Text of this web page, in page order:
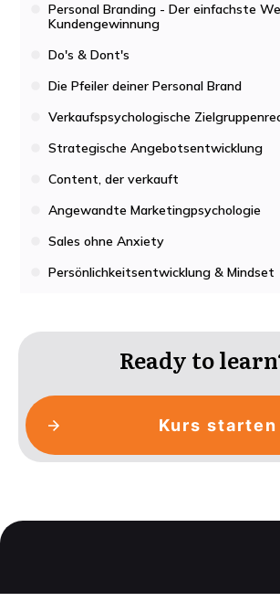
Personal Branding - Der einfachste
Kundengewinnung
Do's & Dont's
Die Pfeiler deiner Personal Brand
Verkaufspsychologische
Strategische Angebotsentwicklung
Content, der verkauft
Angewandte Marketingpsychologie
Sales ohne Anxiety
Persönlichkeitsentwicklung & Mindset
Ready to
Kurs starten